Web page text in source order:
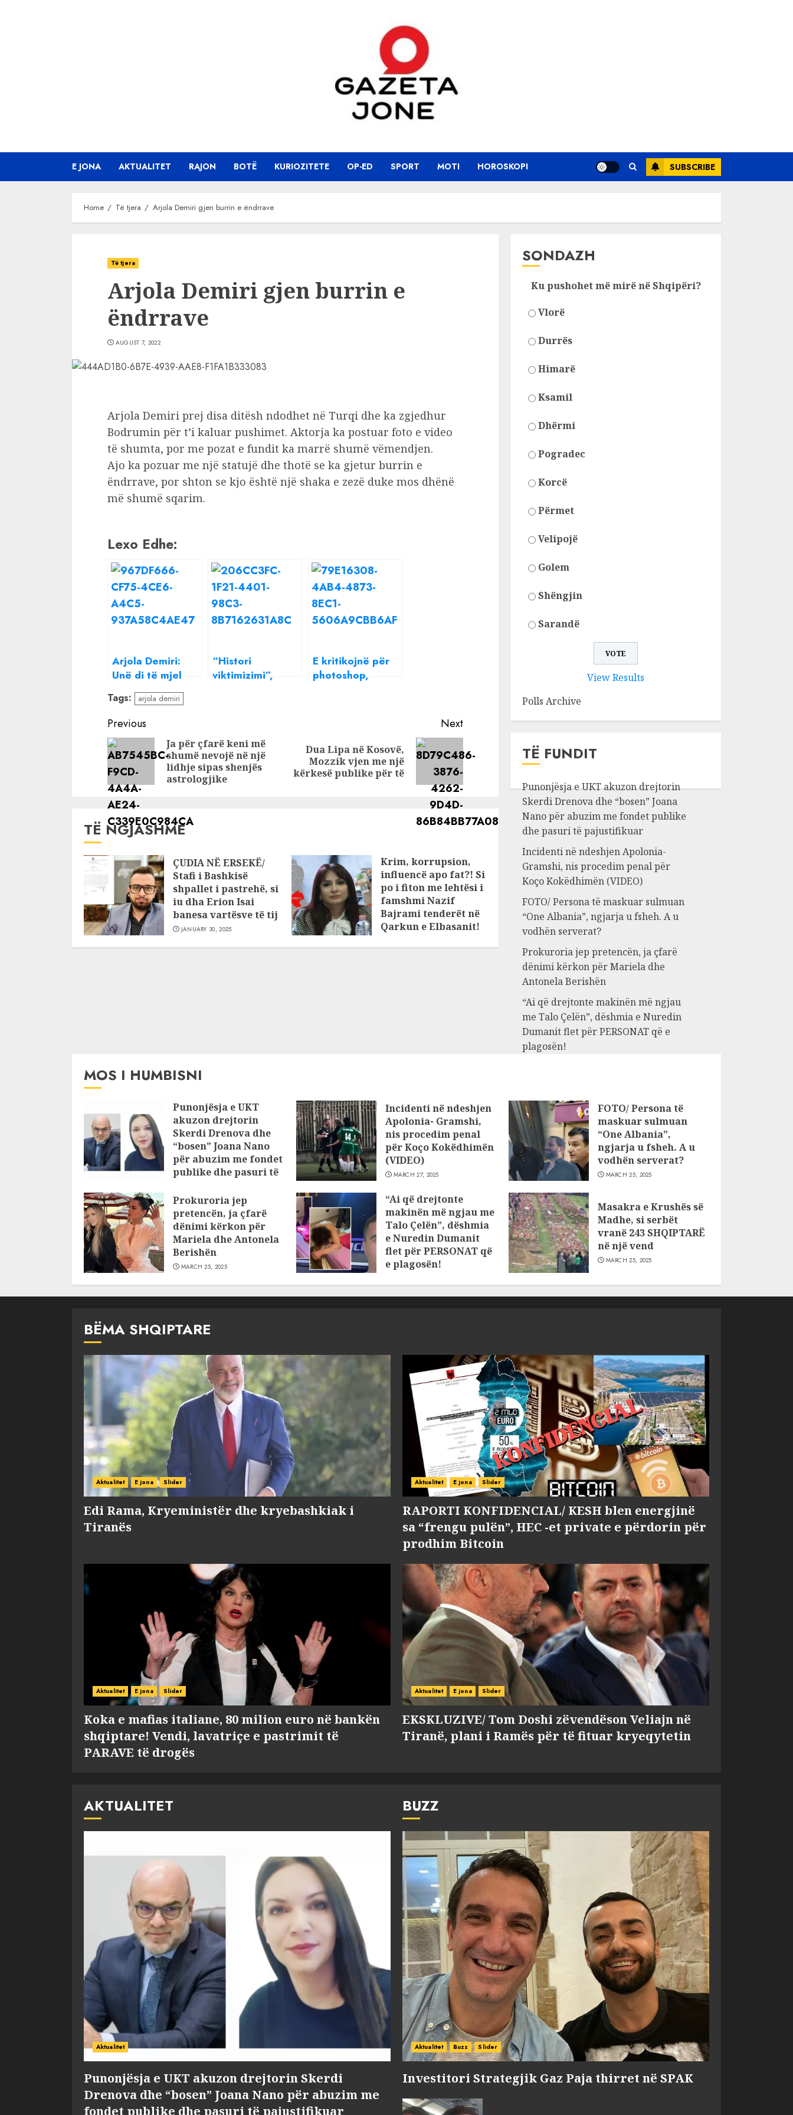
E JONA AKTUALITET RAJON BOTË KURIOZITETE OP-ED SPORT MOTI HOROSKOPI SUBSCRIBE
Home Të tjera Arjola Demiri gjen burrin e ëndrrave
Të tjera
Arjola Demiri gjen burrin e
ëndrrave
AUGUST 7, 2022
Arjola Demiri prej disa ditësh ndodhet në Turqi dhe ka zgjedhur
Bodrumin për t’i kaluar pushimet. Aktorja ka postuar foto e video
të shumta, por me pozat e fundit ka marrë shumë vëmendjen.
Ajo ka pozuar me një statujë dhe thotë se ka gjetur burrin e
ëndrrave, por shton se kjo është një shaka e zezë duke mos dhënë
më shumë sqarim.
Lexo Edhe:
Arjola Demiri:
Unë di të mjel
kalin
“Histori
viktimizimi”,
E kritikojnë për
photoshop,
Tags: arjola demiri
Continue
Reading
Previous
Previous
post:
Ja për çfarë keni më
shumë nevojë në një
lidhje sipas shenjës
astrologjike
Next
Next
post:
Dua Lipa në Kosovë,
Mozzik vjen me një
kërkesë publike për të
TË NGJASHME
ÇUDIA NË ERSEKË/
Stafi i Bashkisë
shpallet i pastrehë, si
iu dha Erion Isai
banesa vartësve të tij
JANUARY 30, 2025
Krim, korrupsion,
influencë apo fat?! Si
po i fiton me lehtësi i
famshmi Nazif
Bajrami tenderët në
Qarkun e Elbasanit!
SONDAZH
Ku pushohet më mirë në Shqipëri?
Vlorë
Durrës
Himarë
Ksamil
Dhërmi
Pogradec
Korcë
Përmet
Velipojë
Golem
Shëngjin
Sarandë
View Results
Polls Archive
TË FUNDIT
Punonjësja e UKT akuzon drejtorin
Skerdi Drenova dhe “bosen” Joana
Nano për abuzim me fondet publike
dhe pasuri të pajustifikuar
Incidenti në ndeshjen Apolonia-
Gramshi, nis procedim penal për
Koço Kokëdhimën (VIDEO)
FOTO/ Persona të maskuar sulmuan
“One Albania”, ngjarja u fsheh. A u
vodhën serverat?
Prokuroria jep pretencën, ja çfarë
dënimi kërkon për Mariela dhe
Antonela Berishën
“Ai që drejtonte makinën më ngjau
me Talo Çelën”, dëshmia e Nuredin
Dumanit flet për PERSONAT që e
plagosën!
MOS I HUMBISNI
Punonjësja e UKT
akuzon drejtorin
Skerdi Drenova dhe
“bosen” Joana Nano
për abuzim me fondet
publike dhe pasuri të
JULY 24, 2025
Incidenti në ndeshjen
Apolonia- Gramshi,
nis procedim penal
për Koço Kokëdhimën
(VIDEO)
MARCH 27, 2025
FOTO/ Persona të
maskuar sulmuan
“One Albania”,
ngjarja u fsheh. A u
vodhën serverat?
MARCH 25, 2025
Prokuroria jep
pretencën, ja çfarë
dënimi kërkon për
Mariela dhe Antonela
Berishën
MARCH 25, 2025
“Ai që drejtonte
makinën më ngjau me
Talo Çelën”, dëshmia
e Nuredin Dumanit
flet për PERSONAT që
e plagosën!
Masakra e Krushës së
Madhe, si serbët
vranë 243 SHQIPTARË
në një vend
MARCH 25, 2025
BËMA SHQIPTARE
Aktualitet E jona Slider
Edi Rama, Kryeministër dhe kryebashkiak i
Tiranës
Aktualitet E jona Slider
RAPORTI KONFIDENCIAL/ KESH blen energjinë
sa “frengu pulën”, HEC -et private e përdorin për
prodhim Bitcoin
Aktualitet E jona Slider
Koka e mafias italiane, 80 milion euro në bankën
shqiptare! Vendi, lavatriçe e pastrimit të
PARAVE të drogës
Aktualitet E jona Slider
EKSKLUZIVE/ Tom Doshi zëvendëson Veliajn në
Tiranë, plani i Ramës për të fituar kryeqytetin
AKTUALITET
Aktualitet
Punonjësja e UKT akuzon drejtorin Skerdi
Drenova dhe “bosen” Joana Nano për abuzim me
fondet publike dhe pasuri të pajustifikuar
BUZZ
Aktualitet Buzz Slider
Investitori Strategjik Gaz Paja thirret në SPAK